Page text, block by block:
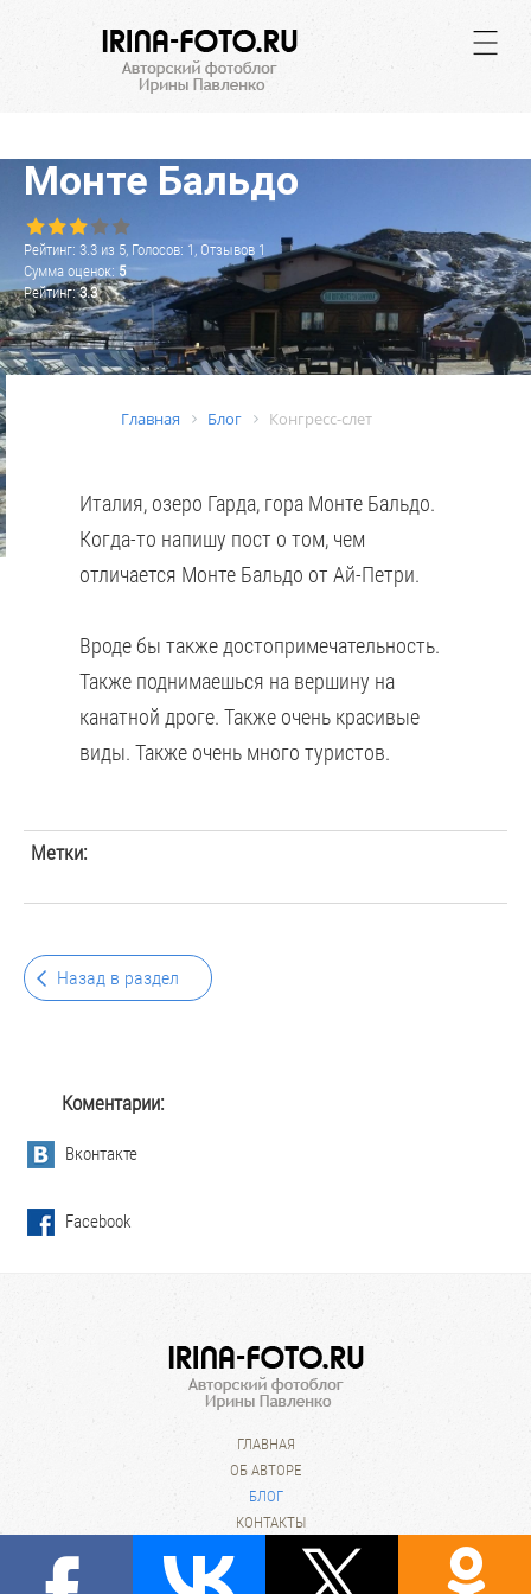
.
Монте Бальдо
Рейтинг: 3.3 из 5, Голосов: 1 , Отзывов 1
Сумма оценок: 5
Рейтинг:3.3
Главная Блог Конгресс-слет
Италия, озеро Гарда, гора Монте Бальдо.
Когда-то напишу пост о том, чем
отличается Монте Бальдо от Ай-Петри.
Вроде бы также достопримечательность.
Также поднимаешься на вершину на
канатной дроге. Также очень красивые
виды. Также очень много туристов.
Метки:
Назад в раздел
Коментарии:
Вконтакте
Facebook
ГЛАВНАЯ
ОБ АВТОРЕ
БЛОГ
КОНТАКТЫ